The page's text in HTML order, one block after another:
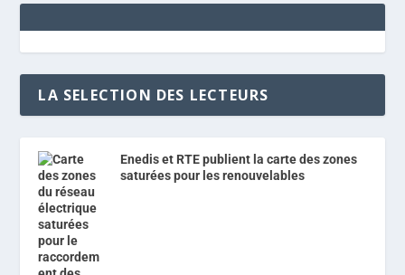
LA SELECTION DES LECTEURS
Enedis et RTE publient la carte des zones
saturées pour les renouvelables